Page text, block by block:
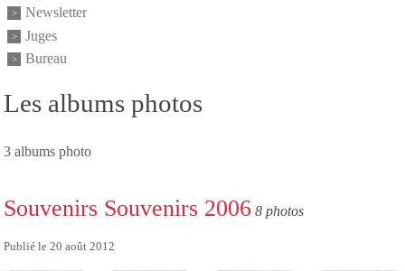
Les albums photos
3 albums photo
Souvenirs Souvenirs 2006 8 photos
Publié le 20 août 2012
Newsletter
Juges
Bureau